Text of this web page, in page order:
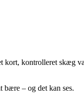
kort, kontrolleret skæg
bære – og det kan ses.